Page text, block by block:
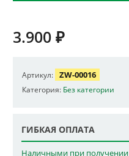
3.900 ₽
Артикул: ZW-00016
Категория: Без категории
ГИБКАЯ ОПЛАТА
Наличными при получении